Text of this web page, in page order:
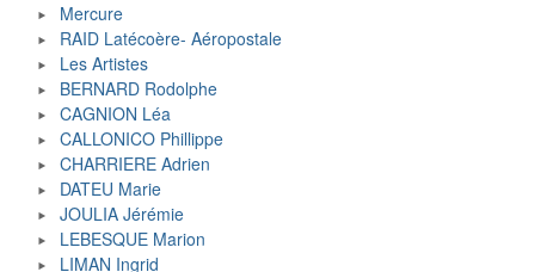
Mercure
RAID Latécoère- Aéropostale
Les Artistes
BERNARD Rodolphe
CAGNION Léa
CALLONICO Phillippe
CHARRIERE Adrien
DATEU Marie
JOULIA Jérémie
LEBESQUE Marion
LIMAN Ingrid